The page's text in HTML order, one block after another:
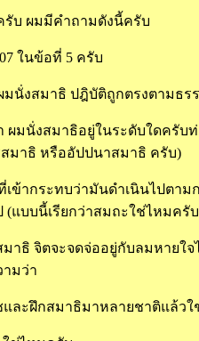
รับ ผมมีคำถามดังนี้ครับ
ในข้อที่ 5 ครับ
มนั่งสมาธิ ปฎิบัติถูกตรงตามธร
ผมนั่งสมาธิอยู่ในระดับใดครับ
มาธิ หรืออัปปนาสมาธิ ครับ)
ข้ากระทบว่ามันดำเนินไปตา
(แบบนี้เรียกว่าสมถะใช่ไหมครั
มาธิ จิตจะจดจ่ออยู่กับลมหายใ
มว่า
และฝึกสมาธิมาหลายชาติแล้ว